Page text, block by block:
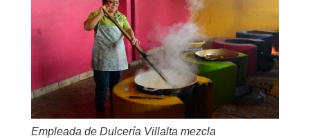
Empleada de Dulcería Villalta mezcla